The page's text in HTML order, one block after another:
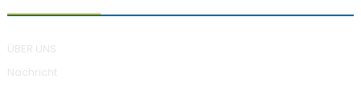
ÜBER UNS
Nachricht